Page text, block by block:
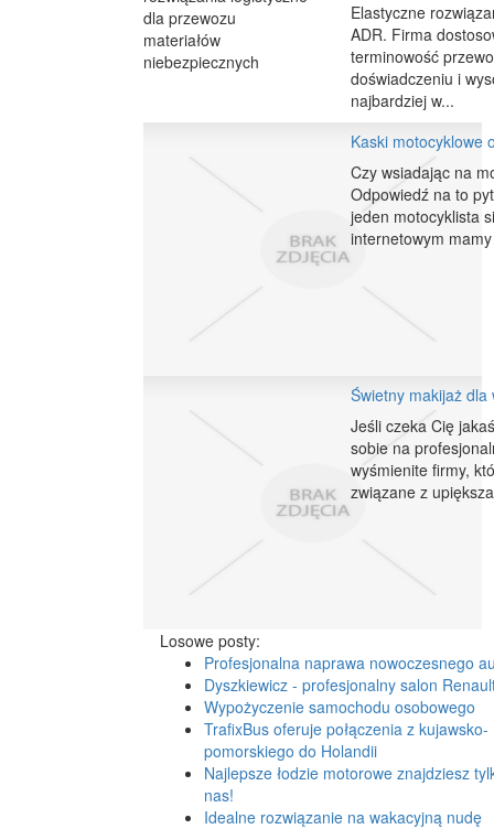
Elastyczne
ADR. Firma
terminowość
doświadczeniu i
najbardziej w...
Kaski motocyklowe
Czy wsiadając na
Odpowiedź na to
jeden motocyklista
internetowym
Świetny makijaż
Jeśli czeka Cię
sobie na
wyśmienite firmy,
związane z
Losowe posty:
Profesjonalna naprawa nowoczesnego
Dyszkiewicz - profesjonalny salon
Wypożyczenie samochodu osobowego
TrafixBus oferuje połączenia z kujawsko-
pomorskiego do Holandii
Najlepsze łodzie motorowe znajdziesz
nas!
Idealne rozwiązanie na wakacyjną nudę